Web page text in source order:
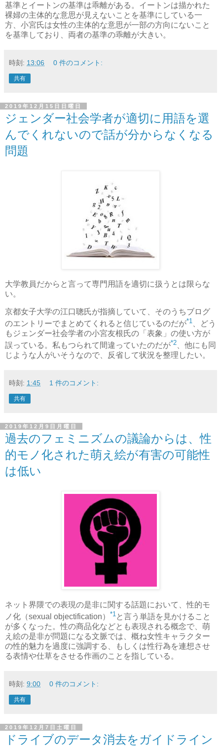
基準とイートンの基準は乖離がある。イートンは描かれた
裸婦の主体的な意思が見えないことを基準にしている一
方、小宮氏は女性の主体的な意思が一部の方向にないこと
を基準しており、両者の基準の乖離が大きい。
時刻: 13:06 0 件のコメント:
共有
2019年12月15日日曜日
ジェンダー社会学者が適切に用語を選
んでくれないので話が分からなくなる
問題
大学教員だからと言って専門用語を適切に扱うとは限らな
い。
京都女子大学の江口聰氏が指摘していて、そのうちブログ
のエントリーでまとめてくれると信じているのだが*1 、どう
もジェンダー社会学者の小宮友根氏の「表象」の使い方が
誤っている。私もつられて間違っていたのだが*2 、他にも同
じような人がいそうなので、反省して状況を整理したい。
時刻: 1:45 1 件のコメント:
共有
2019年12月9日月曜日
過去のフェミニズムの議論からは、性
的モノ化された萌え絵が有害の可能性
は低い
ネット界隈での表現の是非に関する話題において、性的モ
ノ化（sexual objectification） *1 と言う単語を見かけること
が多くなった。性の商品化などとも表現される概念で、萌
え絵の是非が問題になる文脈では、概ね女性キャラクター
の性的魅力を過度に強調する、もしくは性行為を連想させ
る表情や仕草をさせる作画のことを指している。
時刻: 9:00 0 件のコメント:
共有
2019年12月7日土曜日
ドライブのデータ消去をガイドライン